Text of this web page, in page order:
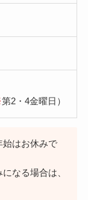
第2・4金曜日）
始はお休みで
なる場合は、